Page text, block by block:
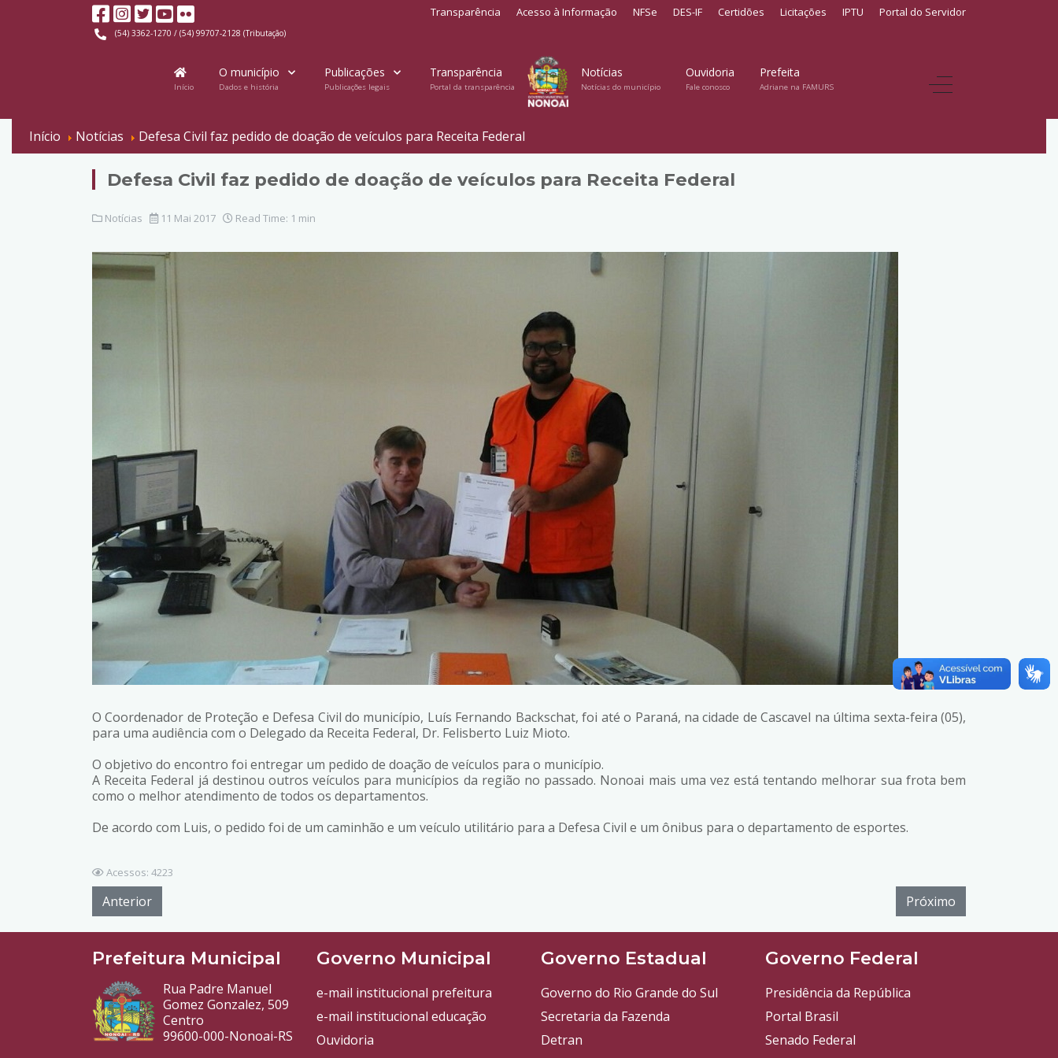
(54) 3362-1270 / (54) 99707-2128 (Tributação)
Transparência Acesso à Informação NFSe DES-IF Certidões Licitações IPTU Portal do Servidor
Início
O município
Dados e história
Publicações
Publicações legais
Transparência
Portal da transparência
Notícias
Notícias do município
Ouvidoria
Fale conosco
Prefeita
Adriane na FAMURS
Início Notícias Defesa Civil faz pedido de doação de veículos para Receita Federal
Defesa Civil faz pedido de doação de veículos para Receita Federal
Notícias 11 Mai 2017 Read Time: 1 min
O Coordenador de Proteção e Defesa Civil do município, Luís Fernando Backschat, foi até o Paraná, na cidade de Cascavel na última sexta-feira (05),
para uma audiência com o Delegado da Receita Federal, Dr. Felisberto Luiz Mioto.
O objetivo do encontro foi entregar um pedido de doação de veículos para o município.
A Receita Federal já destinou outros veículos para municípios da região no passado. Nonoai mais uma vez está tentando melhorar sua frota bem
como o melhor atendimento de todos os departamentos.
De acordo com Luis, o pedido foi de um caminhão e um veículo utilitário para a Defesa Civil e um ônibus para o departamento de esportes.
Acessos: 4223
Anterior Próximo
Prefeitura Municipal
Rua Padre Manuel
Gomez Gonzalez, 509
Centro
99600-000-Nonoai-RS
Governo Municipal
e-mail institucional prefeitura
e-mail institucional educação
Ouvidoria
Governo Estadual
Governo do Rio Grande do Sul
Secretaria da Fazenda
Detran
Governo Federal
Presidência da República
Portal Brasil
Senado Federal